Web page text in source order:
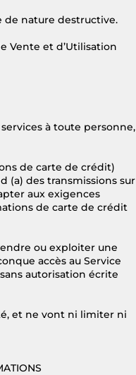
de nature destructive.
Vente et d’Utilisation
à toute personne,
de carte de crédit)
(a) des transmissions sur
aux exigences
de carte de crédit
ou exploiter une
accès au Service
autorisation écrite
et ne vont ni limiter ni